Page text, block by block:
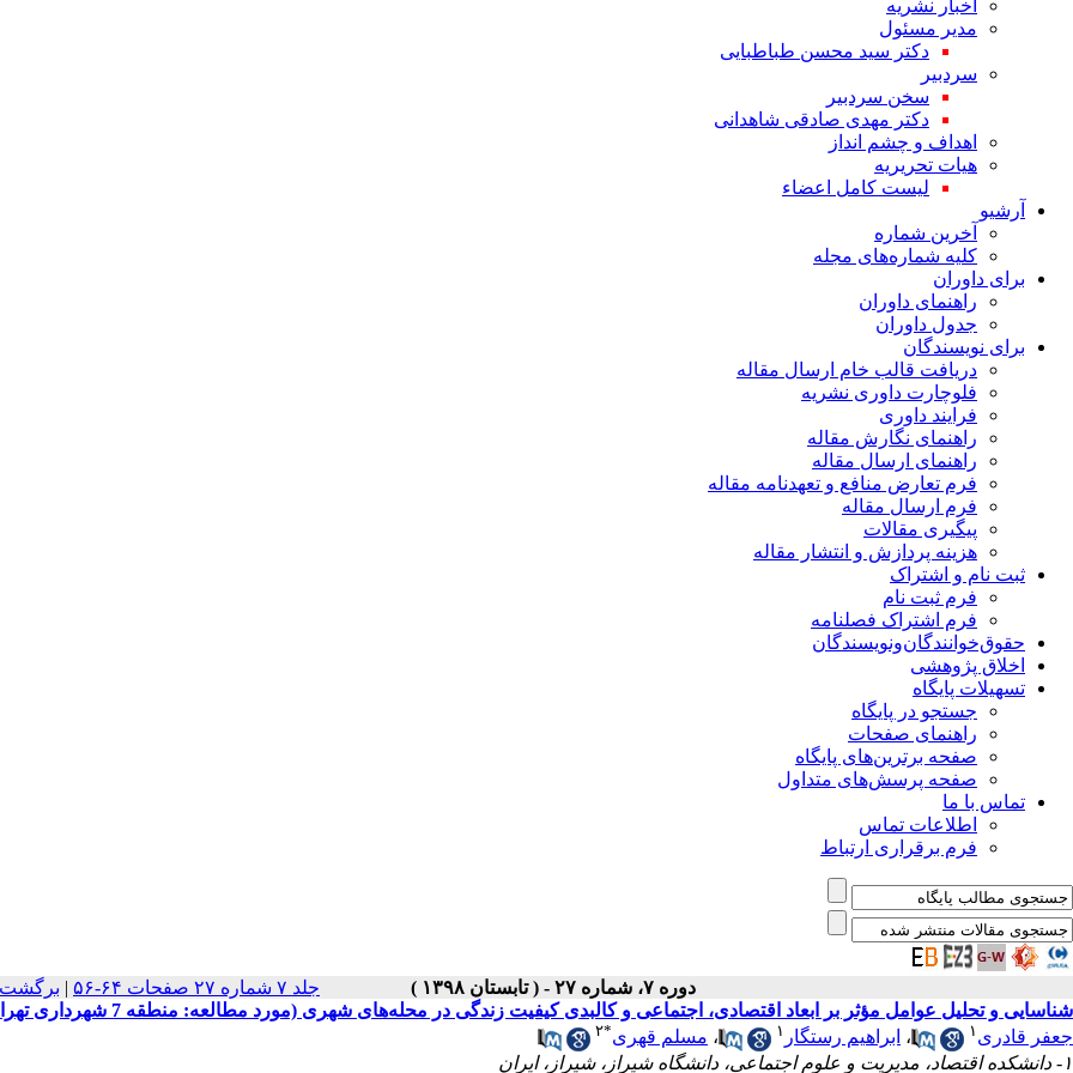
اخبار نشریه
مدیر مسئول
دکتر سید محسن طباطبایی
سردبیر
سخن سردبیر
دکتر مهدی صادقی شاهدانی
اهداف و چشم انداز
هیات تحریریه
لیست کامل اعضاء
آرشیو
آخرین شماره
کلیه شماره‌های مجله
برای داوران
راهنمای داوران
جدول داوران
برای نویسندگان
دریافت قالب خام ارسال مقاله
فلوچارت داوری نشریه
فرایند داوری
راهنمای نگارش مقاله
راهنمای ارسال مقاله
فرم تعارض منافع و تعهدنامه مقاله
فرم ارسال مقاله
پیگیری مقالات
هزینه پردازش و انتشار مقاله
ثبت نام و اشتراک
فرم ثبت نام
فرم اشتراک فصلنامه
حقوق‌خوانندگان‌و‌نویسندگان
اخلاق پژوهشی
تسهیلات پایگاه
جستجو در پایگاه
راهنمای صفحات
صفحه برترین‌های پایگاه
صفحه پرسش‌های متداول
تماس با ما
اطلاعات تماس
فرم برقراری ارتباط
دوره ۷، شماره ۲۷ - ( تابستان ۱۳۹۸ ) جلد ۷ شماره ۲۷ صفحات ۶۴-۵۶ | برگشت
شناسایی و تحلیل عوامل مؤثر بر ابعاد اقتصادی، اجتماعی و کالبدی کیفیت زندگی در محله‌های شهری (مورد مطالعه: منطقه 7 شهرداری تهران)
جعفر قادری ۱ ، ابراهیم رستگار ۱ ، مسلم قهری*۲
۱- دانشکده اقتصاد، مدیریت و علوم اجتماعی، دانشگاه شیراز، شیراز، ایران